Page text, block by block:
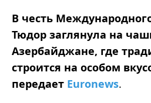
В честь
Тюдор заглянула на
Азербайджане, где
строится на особом
передает Euronews.